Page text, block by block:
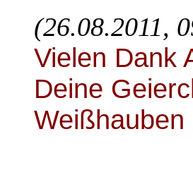
(26.08.2011,
Vielen Dank
Deine